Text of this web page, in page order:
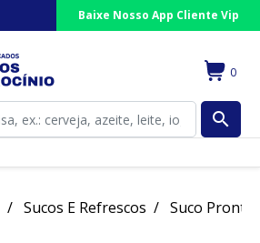
Baixe Nosso App Cliente Vip
0
search
Sucos E Refrescos Suco Pronto